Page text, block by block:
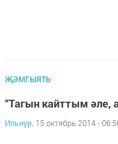
ҖӘМГЫЯТЬ
“Тагын кайттым әле,
Ильнур, 15 октябрь 2014 -